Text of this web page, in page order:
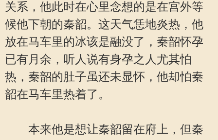
关系，他此时在心里念想的是在宫外等
候他下朝的秦韶。这天气恁地炎热，他
放在马车里的冰该是融没了，秦韶怀孕
已有月余，听人说有身孕之人尤其怕
热，秦韶的肚子虽还未显怀，他却怕秦
韶在马车里热着了。
本来他是想让秦韶留在府上，但秦